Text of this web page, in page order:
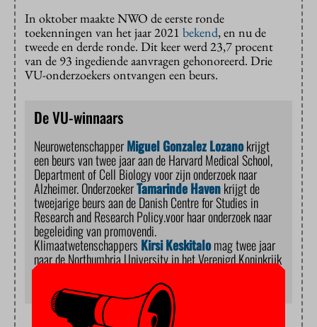
In oktober maakte NWO de eerste ronde
toekenningen van het jaar 2021 bekend, en nu de
tweede en derde ronde. Dit keer werd 23,7 procent
van de 93 ingediende aanvragen gehonoreerd. Drie
VU-onderzoekers ontvangen een beurs.
De VU-winnaars
NeurowetenschapperMiguel Gonzalez Lozanokrijgt
een beurs van twee jaar aan de Harvard Medical School,
Department of Cell Biology voor zijn onderzoek naar
Alzheimer. OnderzoekerTamarinde Havenkrijgt de
tweejarige beurs aan de Danish Centre for Studies in
Research and Research Policy.voor haar onderzoek naar
begeleiding van promovendi.
Klimaatwetenschappers Kirsi Keskitalomag twee jaar
naar de Northumbria University in het Verenigd Koninkrijk
voor haar onderzoek naar permafrost op de Arctische
zeebodem als mogelijke oorzaak van klimaatopwarming.